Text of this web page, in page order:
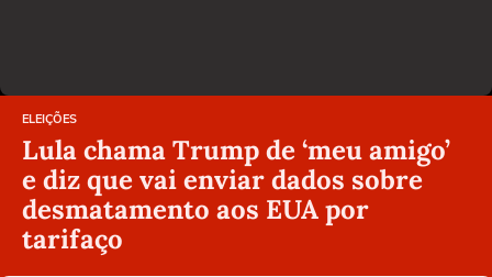
ELEIÇÕES
Lula chama Trump de ‘meu amigo’
e diz que vai enviar dados sobre
desmatamento aos EUA por
tarifaço